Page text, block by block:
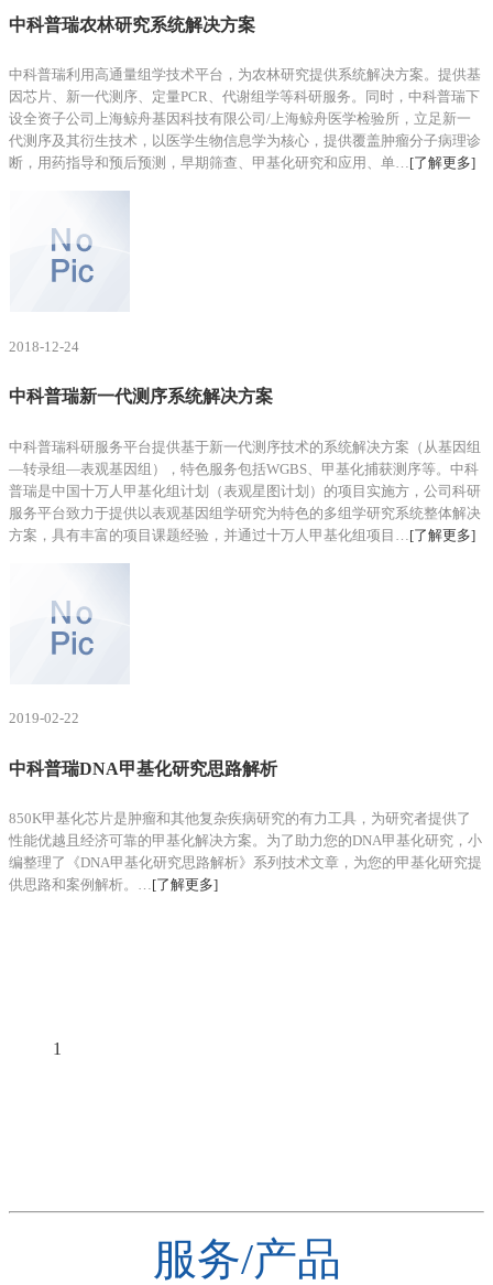
中科普瑞农林研究系统解决方案
中科普瑞利用高通量组学技术平台，为农林研究提供系统解决方案。提供基
因芯片、新一代测序、定量PCR、代谢组学等科研服务。同时，中科普瑞下
设全资子公司上海鲸舟基因科技有限公司/上海鲸舟医学检验所，立足新一
代测序及其衍生技术，以医学生物信息学为核心，提供覆盖肿瘤分子病理诊
断，用药指导和预后预测，早期筛查、甲基化研究和应用、单… [了解更多]
2018-12-24
中科普瑞新一代测序系统解决方案
中科普瑞科研服务平台提供基于新一代测序技术的系统解决方案（从基因组
—转录组—表观基因组），特色服务包括WGBS、甲基化捕获测序等。中科
普瑞是中国十万人甲基化组计划（表观星图计划）的项目实施方，公司科研
服务平台致力于提供以表观基因组学研究为特色的多组学研究系统整体解决
方案，具有丰富的项目课题经验，并通过十万人甲基化组项目… [了解更多]
2019-02-22
中科普瑞DNA甲基化研究思路解析
850K甲基化芯片是肿瘤和其他复杂疾病研究的有力工具，为研究者提供了
性能优越且经济可靠的甲基化解决方案。为了助力您的DNA甲基化研究，小
编整理了《DNA甲基化研究思路解析》系列技术文章，为您的甲基化研究提
供思路和案例解析。… [了解更多]
1
服务/产品